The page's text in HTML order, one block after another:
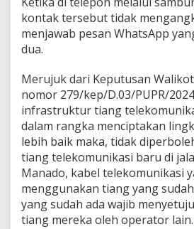
kontak tersebut tidak
menjawab pesan WhatsApp
dua.
Merujuk dari Keputusan
nomor 279/kep/D.03/PUPR/
infrastruktur tiang
dalam rangka menciptakan
lebih baik maka, tidak
tiang telekomunikasi baru di
Manado, kabel telekomunikasi
menggunakan tiang yang
yang sudah ada wajib
tiang mereka oleh operator